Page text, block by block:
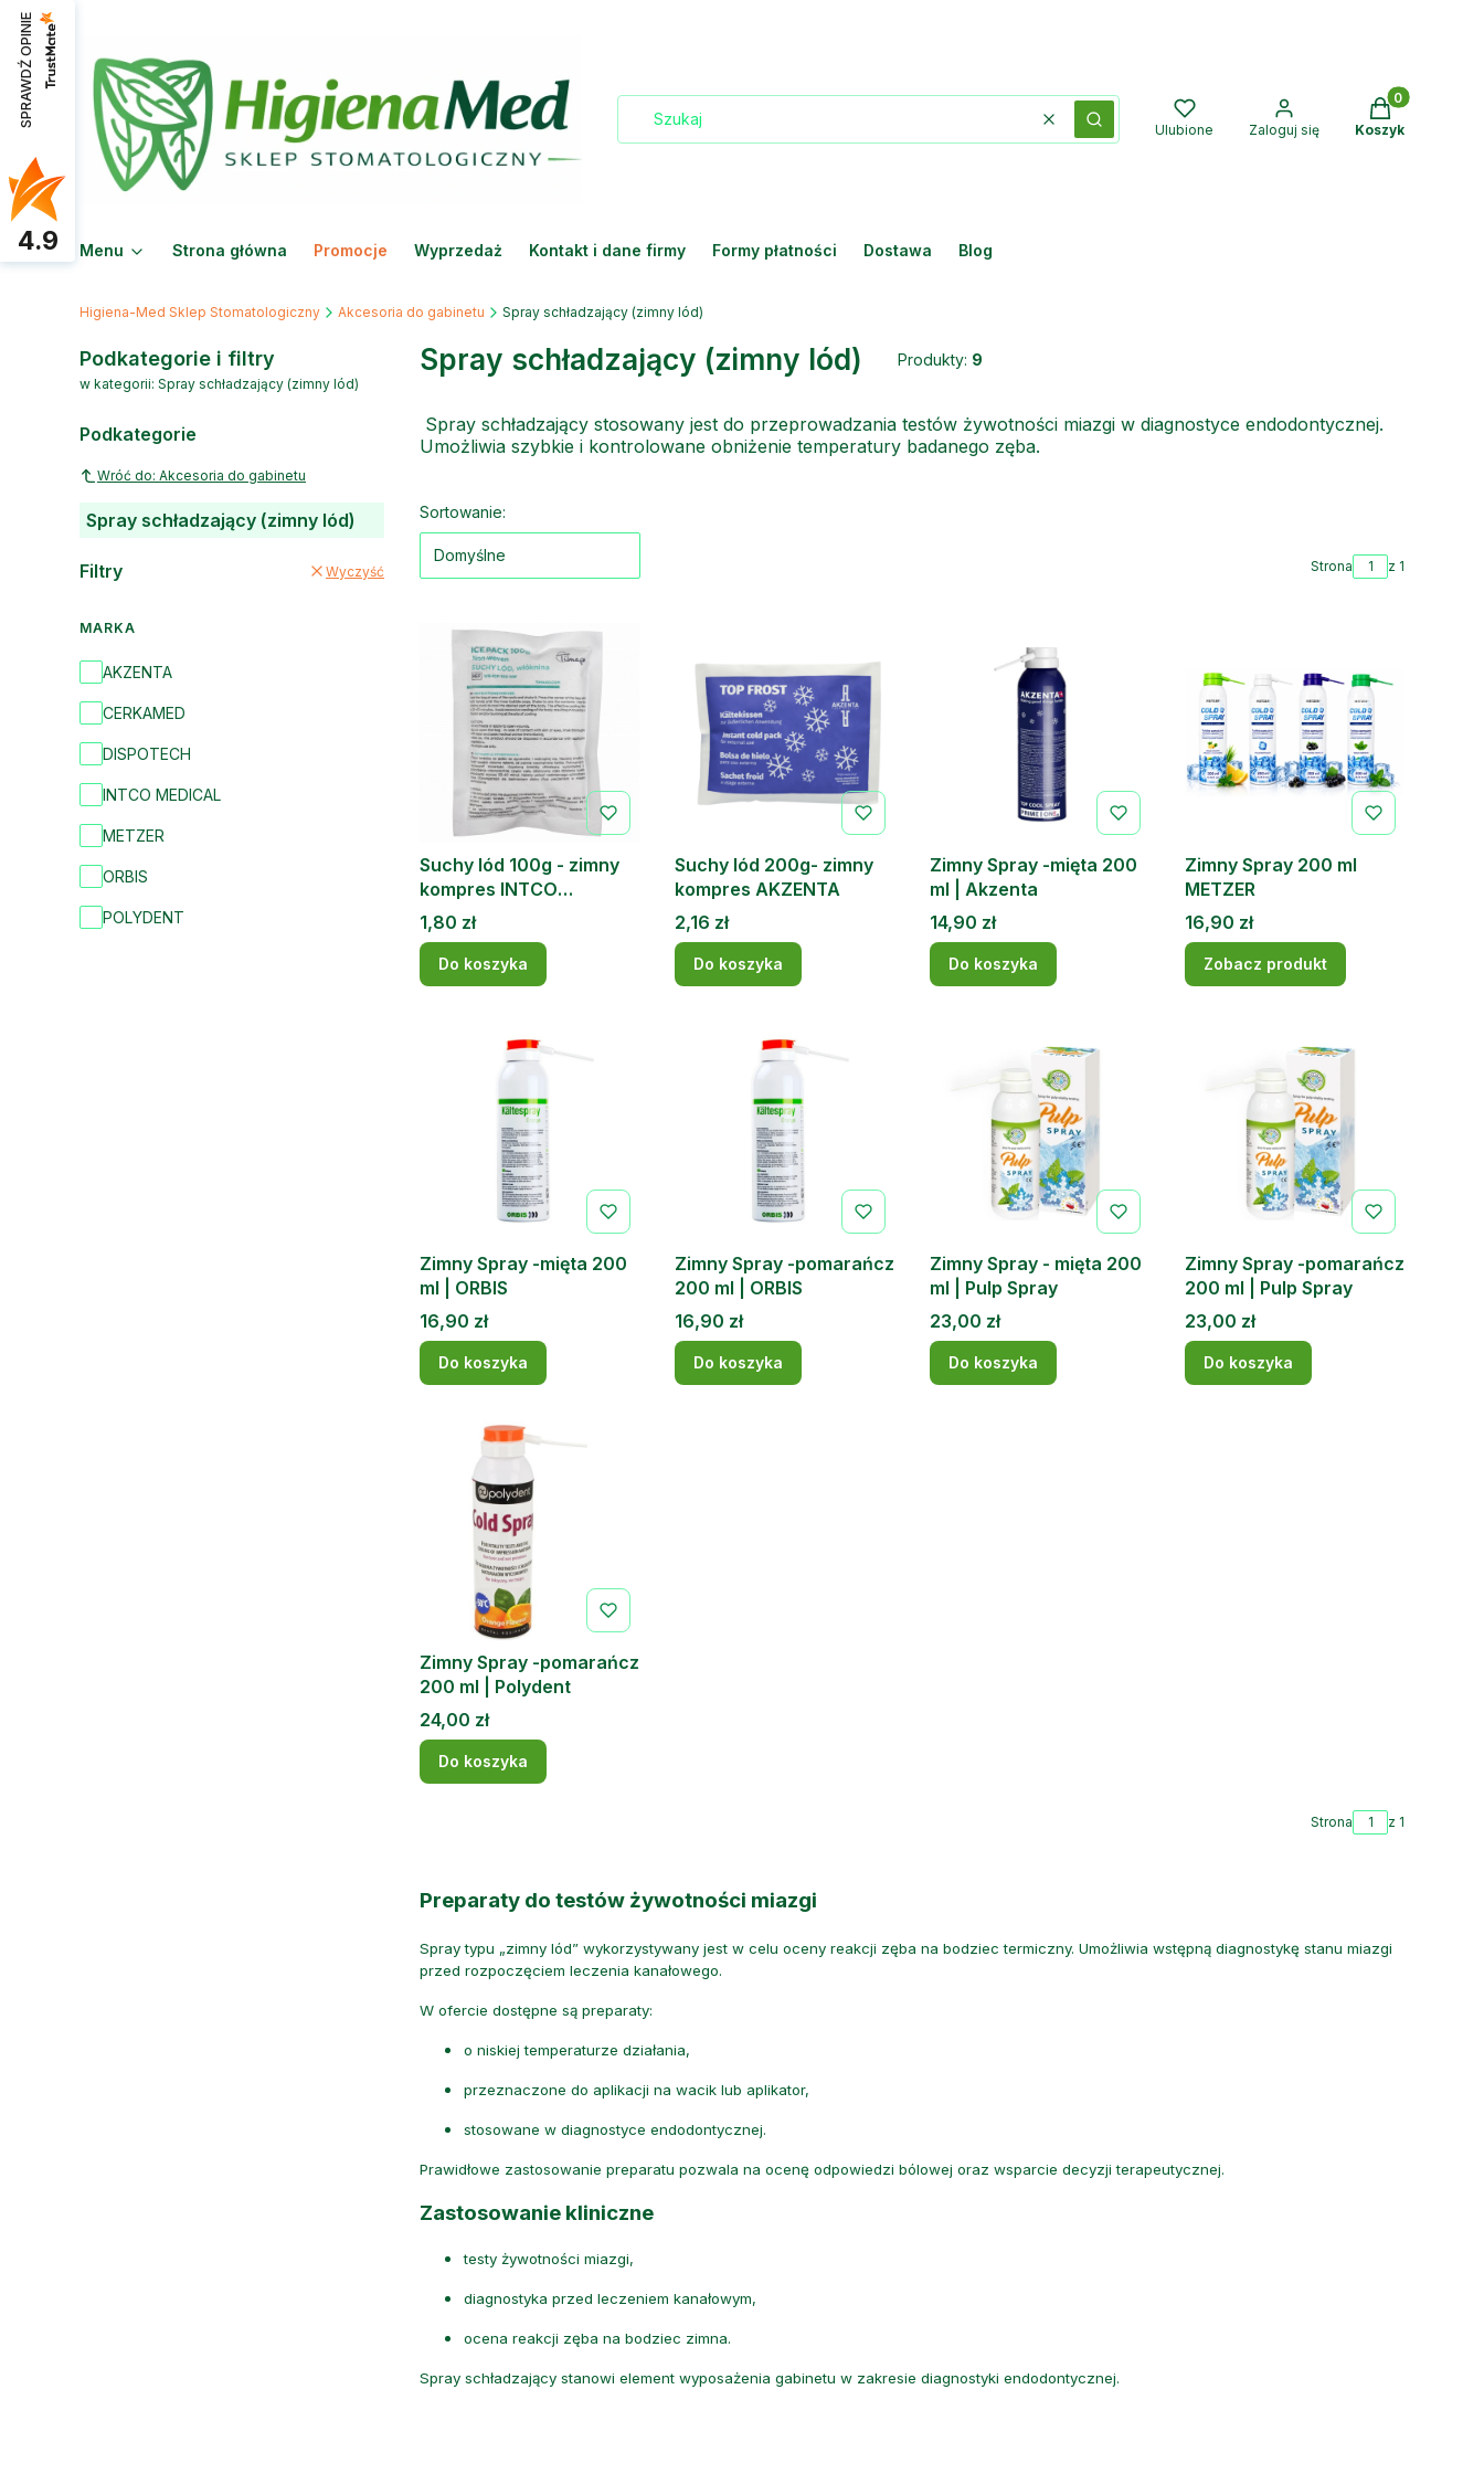
WyczyśćSzukaj Ulubione Zaloguj się
Produkty w
Koszyk
Menu Strona główna Promocje Wyprzedaż Kontakt i dane firmy Formy płatności Dostawa Blog
Higiena-Med Sklep Stomatologiczny Akcesoria do gabinetu Spray schładzający (zimny lód)
Podkategorie i filtry
w kategorii: Spray schładzający (zimny lód)
Podkategorie
Wróć do: Akcesoria do gabinetu
Spray schładzający (zimny lód)
Filtry Wyczyść
MARKA
Marka
AKZENTA
CERKAMED
DISPOTECH
INTCO MEDICAL
METZER
ORBIS
POLYDENT
Spray schładzający (zimny lód) Produkty: 9
Spray schładzający stosowany jest do przeprowadzania testów żywotności miazgi w diagnostyce endodontycznej.
Umożliwia szybkie i kontrolowane obniżenie temperatury badanego zęba.
Lista produktów
Sortowanie:
Domyślne
Strona z 1
Suchy lód 100g - zimny
kompres INTCO
MEDICAL
Cena
1,80 zł
Do koszyka
Suchy lód 200g- zimny
kompres AKZENTA
Cena
2,16 zł
Do koszyka
Zimny Spray -mięta 200
ml | Akzenta
Cena
14,90 zł
Do koszyka
Zimny Spray 200 ml
METZER
Cena
16,90 zł
Zobacz produkt
Zimny Spray -mięta 200
ml | ORBIS
Cena
16,90 zł
Do koszyka
Zimny Spray -pomarańcz
200 ml | ORBIS
Cena
16,90 zł
Do koszyka
Zimny Spray - mięta 200
ml | Pulp Spray
Cena
23,00 zł
Do koszyka
Zimny Spray -pomarańcz
200 ml | Pulp Spray
Cena
23,00 zł
Do koszyka
Zimny Spray -pomarańcz
200 ml | Polydent
Cena
24,00 zł
Do koszyka
Strona z 1
Preparaty do testów żywotności miazgi
Spray typu „zimny lód” wykorzystywany jest w celu oceny reakcji zęba na bodziec termiczny. Umożliwia wstępną diagnostykę stanu miazgi
przed rozpoczęciem leczenia kanałowego.
W ofercie dostępne są preparaty:
o niskiej temperaturze działania,
przeznaczone do aplikacji na wacik lub aplikator,
stosowane w diagnostyce endodontycznej.
Prawidłowe zastosowanie preparatu pozwala na ocenę odpowiedzi bólowej oraz wsparcie decyzji terapeutycznej.
Zastosowanie kliniczne
testy żywotności miazgi,
diagnostyka przed leczeniem kanałowym,
ocena reakcji zęba na bodziec zimna.
Spray schładzający stanowi element wyposażenia gabinetu w zakresie diagnostyki endodontycznej.
SPRAWDŹ OPINIE
4.9